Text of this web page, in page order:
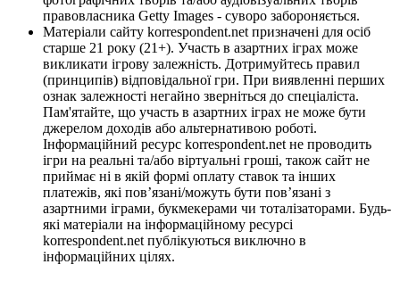
правовласника Getty Images - суворо забороняється.
Матеріали сайту korrespondent.net призначені для осіб
старше 21 року (21+). Участь в азартних іграх може
викликати ігрову залежність. Дотримуйтесь правил
(принципів) відповідальної гри. При виявленні перших
ознак залежності негайно зверніться до спеціаліста.
Пам'ятайте, що участь в азартних іграх не може бути
джерелом доходів або альтернативою роботі.
Інформаційний ресурс korrespondent.net не проводить
ігри на реальні та/або віртуальні гроші, також сайт не
приймає ні в якій формі оплату ставок та інших
платежів, які пов’язані/можуть бути пов’язані з
азартними іграми, букмекерами чи тоталізаторами. Будь-
які матеріали на інформаційному ресурсі
korrespondent.net публікуються виключно в
інформаційних цілях.